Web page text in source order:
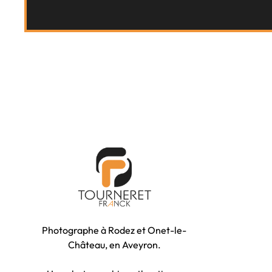
Photographe à Rodez et Onet-le-
Château, en Aveyron.